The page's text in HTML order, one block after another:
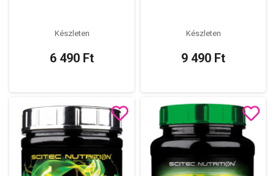
Készleten
6 490 Ft
Készleten
9 490 Ft